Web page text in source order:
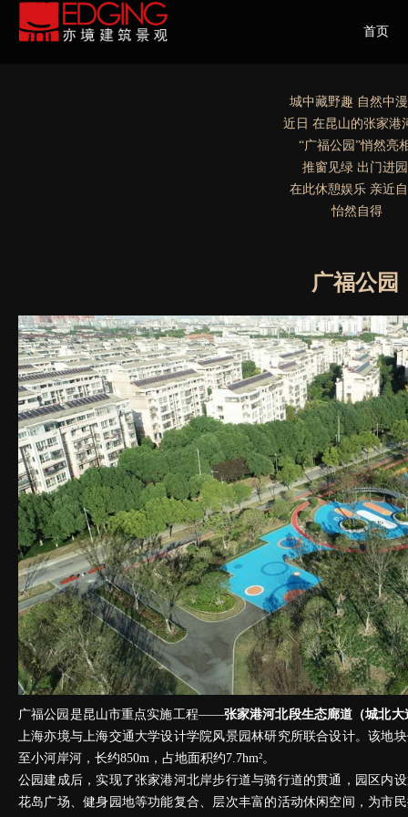
首页
HOME
城中藏野趣 自然中
近日 在昆山的张家港
“广福公园”悄然亮
推窗见绿 出门进园
在此休憩娱乐 亲近
怡然自得
广福公园
广福公园是昆山市重点实施工程——张家港河北段生态廊道（城北
上海亦境与上海交通大学设计学院风景园林研究所联合设计。该地
至小河岸河，长约850m，占地面积约7.7hm²。
公园建成后，实现了张家港河北岸步行道与骑行道的贯通，园区内
花岛广场、健身园地等功能复合、层次丰富的活动休闲空间，为市